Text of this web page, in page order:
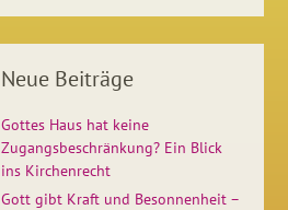
Neue Beiträge
Gottes Haus hat keine
Zugangsbeschränkung? Ein Blick
ins Kirchenrecht
Gott gibt Kraft und Besonnenheit –